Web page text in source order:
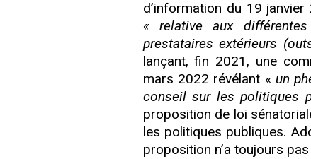
d’information du 19
« relative aux
prestataires extérieurs
lançant, fin 2021, une
mars 2022 révélant « un
conseil sur les politiques
proposition de loi
les politiques publiques.
proposition n’a toujours